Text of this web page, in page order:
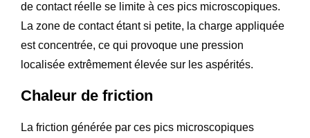
de contact réelle se limite à ces pics microscopiques.
La zone de contact étant si petite, la charge appliquée
est concentrée, ce qui provoque une pression
localisée extrêmement élevée sur les aspérités.
Chaleur de friction
La friction générée par ces pics microscopiques